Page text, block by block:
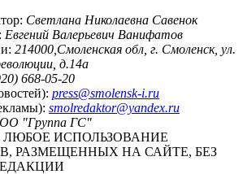
Светлана Николаевна Савенок
Евгений Валерьевич Ванифатов
214000,Смоленская обл, г. Смоленск, ул.
д.14а
668-05-20
press@smolensk-i.ru
smolredaktor@yandex.ru
"Группа ГС"
ИСПОЛЬЗОВАНИЕ
РАЗМЕЩЕННЫХ НА САЙТЕ, БЕЗ